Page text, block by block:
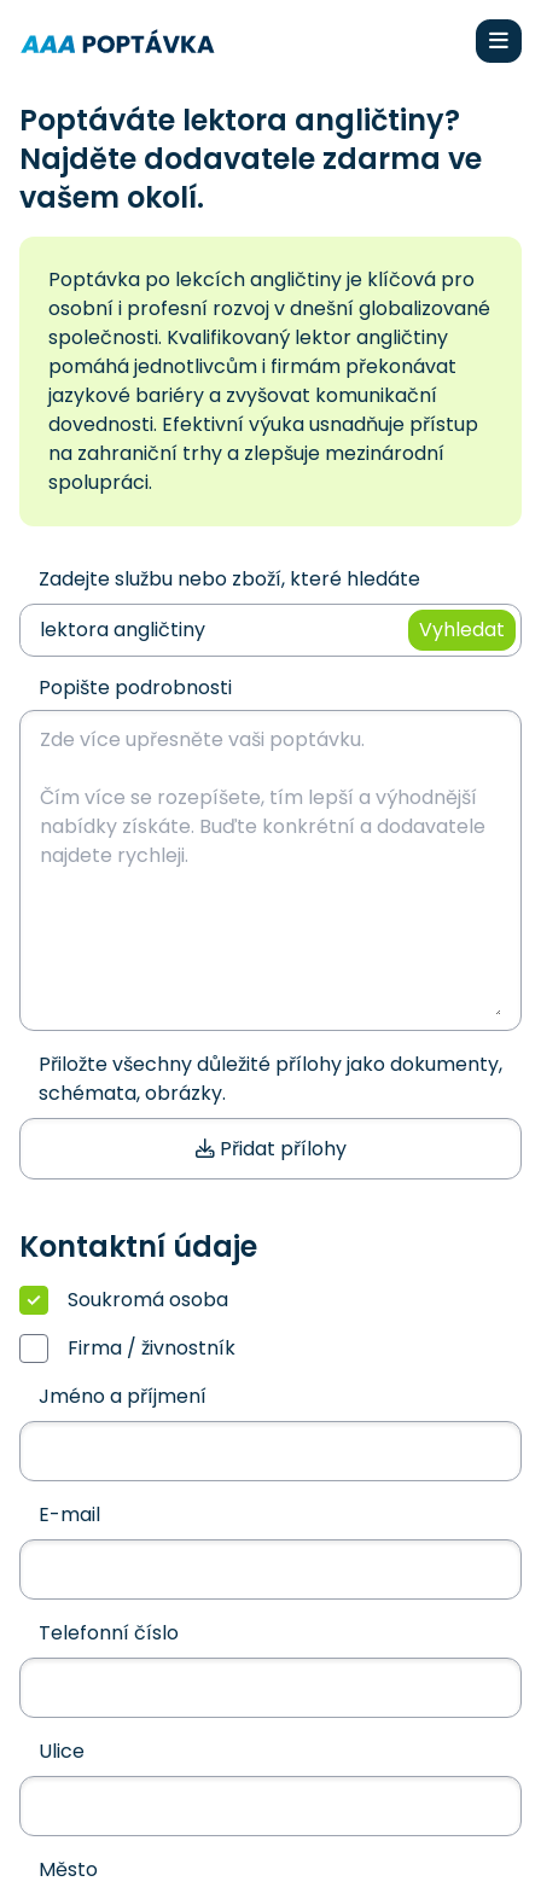
Poptáváte lektora angličtiny?
Najděte dodavatele zdarma ve
vašem okolí.
Poptávka po lekcích angličtiny je klíčová pro
osobní i profesní rozvoj v dnešní globalizované
společnosti. Kvalifikovaný lektor angličtiny
pomáhá jednotlivcům i firmám překonávat
jazykové bariéry a zvyšovat komunikační
dovednosti. Efektivní výuka usnadňuje přístup
na zahraniční trhy a zlepšuje mezinárodní
spolupráci.
Zadejte službu nebo zboží, které hledáte
Vyhledat
Popište podrobnosti
Přiložte všechny důležité přílohy jako dokumenty,
schémata, obrázky.
Přidat přílohy
Kontaktní údaje
Soukromá osoba
Firma / živnostník
Jméno a příjmení
E-mail
Telefonní číslo
Ulice
Město